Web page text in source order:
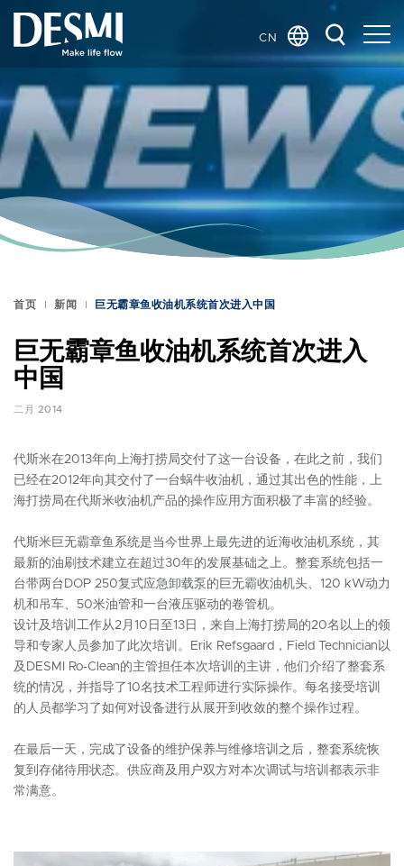
CN
Danish
German
Italian
Polish
Spanish
首页 新闻 巨无霸章鱼收油机系统首次进入中国
巨无霸章鱼收油机系统首次进入
中国
二月 2014
代斯米在2013年向上海打捞局交付了这一台设备，在此之前，我们
已经在2012年向其交付了一台蜗牛收油机，通过其出色的性能，上
海打捞局在代斯米收油机产品的操作应用方面积极了丰富的经验。
代斯米巨无霸章鱼系统是当今世界上最先进的近海收油机系统，其
最新的油刷技术建立在超过30年的发展基础之上。整套系统包括一
台带两台DOP 250复式应急卸载泵的巨无霸收油机头、120 kW动力
机和吊车、50米油管和一台液压驱动的卷管机。
设计及培训工作从2月10日至13日，来自上海打捞局的20名以上的领
导和专家人员参加了此次培训。Erik Refsgaard，Field Technician以
及DESMI Ro-Clean的主管担任本次培训的主讲，他们介绍了整套系
统的情况，并指导了10名技术工程师进行实际操作。每名接受培训
的人员都学习了如何对设备进行从展开到收敛的整个操作过程。
在最后一天，完成了设备的维护保养与维修培训之后，整套系统恢
复到存储待用状态。供应商及用户双方对本次调试与培训都表示非
常满意。